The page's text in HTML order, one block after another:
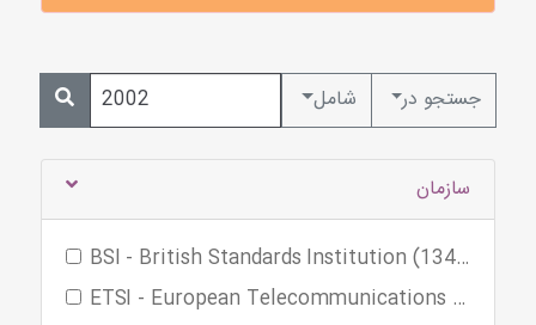
جستجو در شامل
سازمان
BSI - British Standards Institution (1344)
ETSI - European Telecommunications Standards Institute (901)